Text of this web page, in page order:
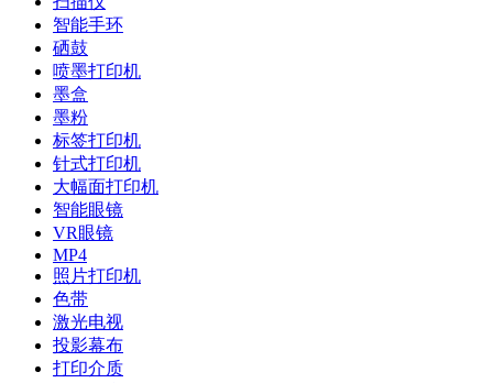
智能手环
硒鼓
喷墨打印机
墨盒
墨粉
标签打印机
针式打印机
大幅面打印机
智能眼镜
VR眼镜
MP4
照片打印机
色带
激光电视
投影幕布
打印介质